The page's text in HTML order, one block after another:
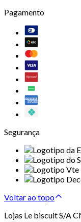
Pagamento
Segurança
Voltar ao topo
Lojas Le biscuit S/A